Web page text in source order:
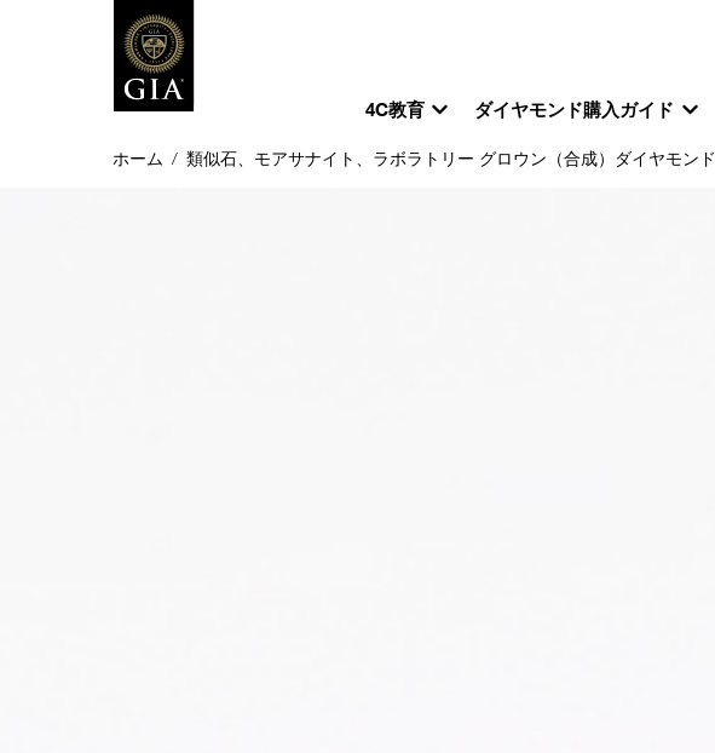
4C教育 ダイヤモンド購入ガイド
ホーム / 類似石、モアサナイト、ラボラトリー グロウン（合成）ダイヤモンド